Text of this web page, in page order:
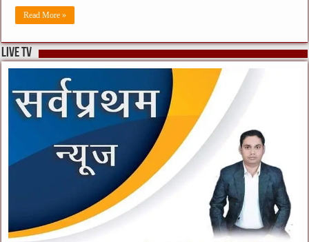
Read More »
live tv